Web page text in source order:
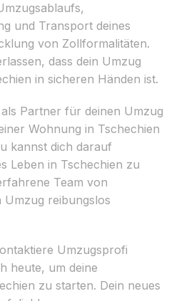
und Transport deines
von Zollformalitäten.
dass dein Umzug
in sicheren Händen ist.
Partner für deinen Umzug
Wohnung in Tschechien
kannst dich darauf
Leben in Tschechien zu
Team von
reibungslos
Umzugsprofi
heute, um deine
zu starten. Dein neues